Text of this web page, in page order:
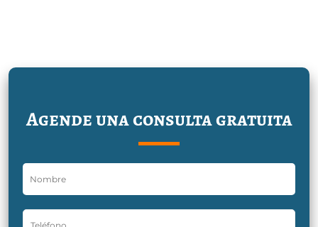
Agende una consulta gratuita